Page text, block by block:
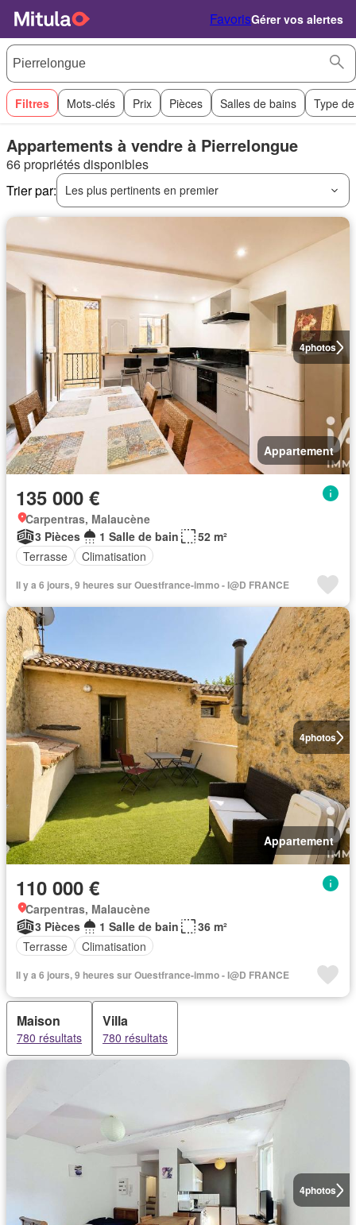
FavorisGérer vos alertes
Filtres Mots-clés Prix Pièces Salles de bains Type
Appartements à vendre à Pierrelongue
66 propriétés disponibles
Trier par:
Les plus pertinents en premier
4photos
Appartement
135 000 €
Carpentras, Malaucène
3 Pièces
1 Salle de bain
52 m²
Terrasse
Climatisation
Il y a 6 jours, 9 heures sur Ouestfrance-immo - I@D FRANCE
4photos
Appartement
110 000 €
Carpentras, Malaucène
3 Pièces
1 Salle de bain
36 m²
Terrasse
Climatisation
Il y a 6 jours, 9 heures sur Ouestfrance-immo - I@D FRANCE
Maison
780 résultats
Villa
780 résultats
4photos